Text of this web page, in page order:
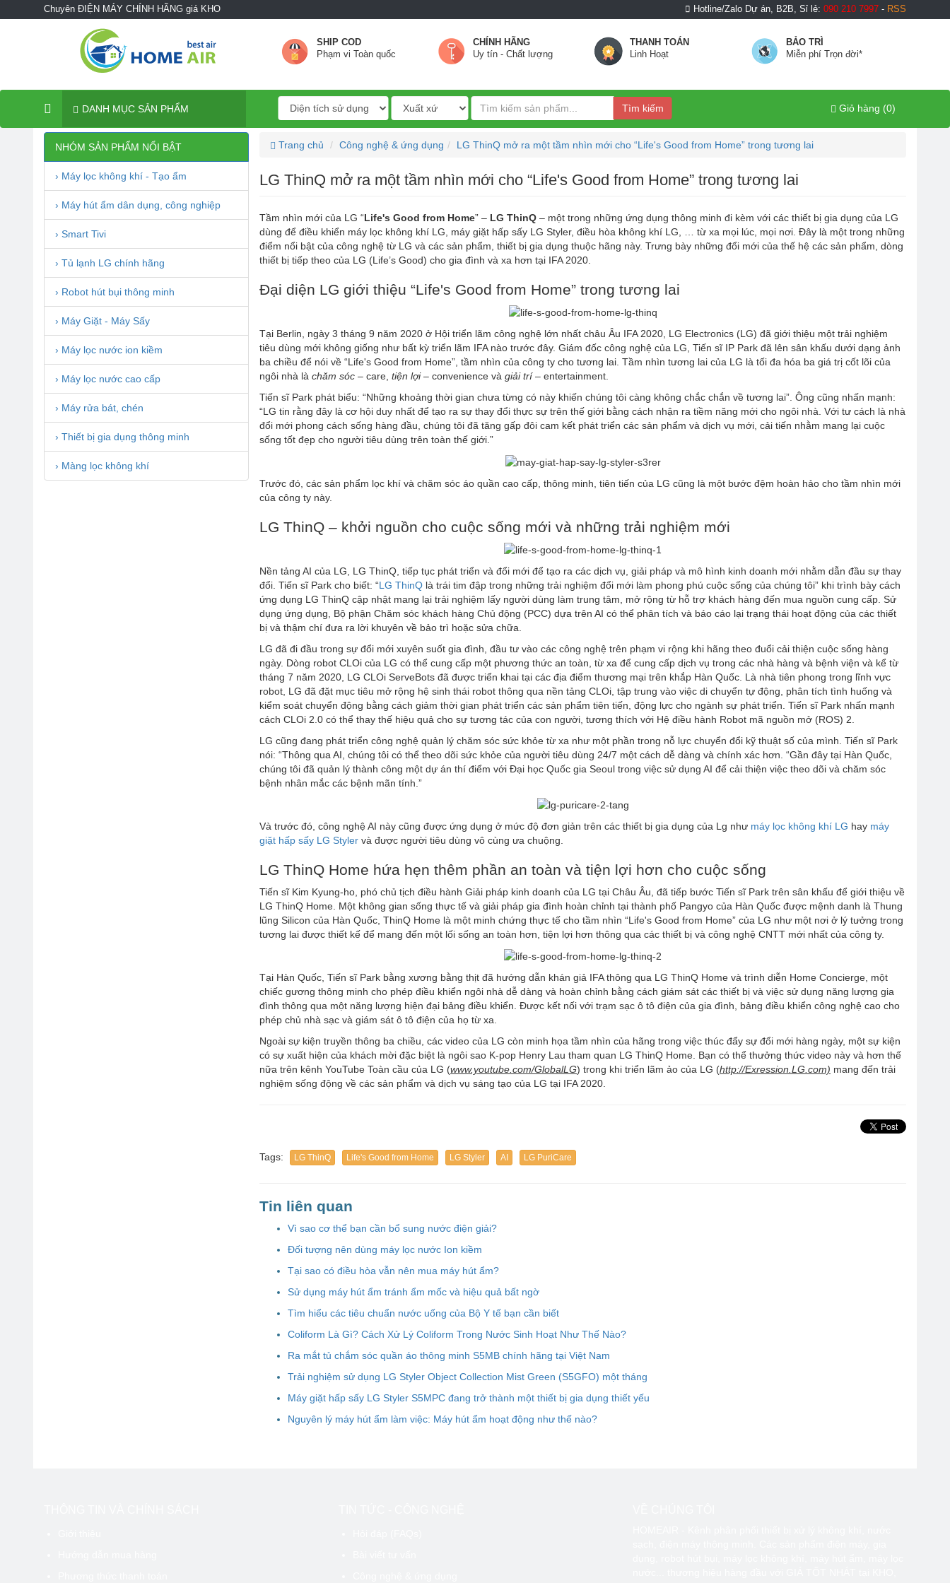
Chuyên ĐIỆN MÁY CHÍNH HÃNG giá KHO Hotline/Zalo Dự án, B2B, Sỉ lẻ: 090 210 7997 - RSS
SHIP COD
Phạm vi Toàn quốc
CHÍNH HÃNG
Uy tín - Chất lượng
THANH TOÁN
Linh Hoạt
BẢO TRÌ
Miễn phí Trọn đời*
DANH MỤC SẢN PHẨM Tìm kiếm Giỏ hàng (0)
NHÓM SẢN PHẨM NỔI BẬT
› Máy lọc không khí - Tạo ẩm
› Máy hút ẩm dân dụng, công nghiệp
› Smart Tivi
› Tủ lạnh LG chính hãng
› Robot hút bụi thông minh
› Máy Giặt - Máy Sấy
› Máy lọc nước ion kiềm
› Máy lọc nước cao cấp
› Máy rửa bát, chén
› Thiết bị gia dụng thông minh
› Màng lọc không khí
Trang chủ Công nghệ & ứng dụng LG ThinQ mở ra một tầm nhìn mới cho “Life's Good from Home” trong tương lai
LG ThinQ mở ra một tầm nhìn mới cho “Life's Good from Home” trong tương lai
Tầm nhìn mới của LG “Life's Good from Home” – LG ThinQ – một trong những ứng dụng thông minh đi kèm với các thiết bị gia dụng của LG
dùng để điều khiển máy lọc không khí LG, máy giặt hấp sấy LG Styler, điều hòa không khí LG, … từ xa mọi lúc, mọi nơi. Đây là một trong những
điểm nổi bật của công nghệ từ LG và các sản phẩm, thiết bị gia dụng thuộc hãng này. Trưng bày những đổi mới của thế hệ các sản phẩm, dòng
thiết bị tiếp theo của LG (Life’s Good) cho gia đình và xa hơn tại IFA 2020.
Đại diện LG giới thiệu “Life's Good from Home” trong tương lai
Tại Berlin, ngày 3 tháng 9 năm 2020 ở Hội triển lãm công nghệ lớn nhất châu Âu IFA 2020, LG Electronics (LG) đã giới thiệu một trải nghiệm
tiêu dùng mới không giống như bất kỳ triển lãm IFA nào trước đây. Giám đốc công nghệ của LG, Tiến sĩ IP Park đã lên sân khấu dưới dạng ảnh
ba chiều để nói về “Life's Good from Home”, tầm nhìn của công ty cho tương lai. Tầm nhìn tương lai của LG là tối đa hóa ba giá trị cốt lõi của
ngôi nhà là chăm sóc – care, tiện lợi– convenience và giải trí– entertainment.
Tiến sĩ Park phát biểu: “Những khoảng thời gian chưa từng có này khiến chúng tôi càng không chắc chắn về tương lai”. Ông cũng nhấn mạnh:
“LG tin rằng đây là cơ hội duy nhất để tạo ra sự thay đổi thực sự trên thế giới bằng cách nhận ra tiềm năng mới cho ngôi nhà. Với tư cách là nhà
đổi mới phong cách sống hàng đầu, chúng tôi đã tăng gấp đôi cam kết phát triển các sản phẩm và dịch vụ mới, cải tiến nhằm mang lại cuộc
sống tốt đẹp cho người tiêu dùng trên toàn thế giới.”
Trước đó, các sản phẩm lọc khí và chăm sóc áo quần cao cấp, thông minh, tiên tiến của LG cũng là một bước đệm hoàn hảo cho tầm nhìn mới
của công ty này.
LG ThinQ – khởi nguồn cho cuộc sống mới và những trải nghiệm mới
Nền tảng AI của LG, LG ThinQ, tiếp tục phát triển và đổi mới để tạo ra các dịch vụ, giải pháp và mô hình kinh doanh mới nhằm dẫn đầu sự thay
đổi. Tiến sĩ Park cho biết: “LG ThinQ là trái tim đập trong những trải nghiệm đổi mới làm phong phú cuộc sống của chúng tôi” khi trình bày cách
ứng dụng LG ThinQ cập nhật mang lại trải nghiệm lấy người dùng làm trung tâm, mở rộng từ hỗ trợ khách hàng đến mua nguồn cung cấp. Sử
dụng ứng dụng, Bộ phận Chăm sóc khách hàng Chủ động (PCC) dựa trên AI có thể phân tích và báo cáo lại trạng thái hoạt động của các thiết
bị và thậm chí đưa ra lời khuyên về bảo trì hoặc sửa chữa.
LG đã đi đầu trong sự đổi mới xuyên suốt gia đình, đầu tư vào các công nghệ trên phạm vi rộng khi hãng theo đuổi cải thiện cuộc sống hàng
ngày. Dòng robot CLOi của LG có thể cung cấp một phương thức an toàn, từ xa để cung cấp dịch vụ trong các nhà hàng và bệnh viện và kể từ
tháng 7 năm 2020, LG CLOi ServeBots đã được triển khai tại các địa điểm thương mại trên khắp Hàn Quốc. Là nhà tiên phong trong lĩnh vực
robot, LG đã đặt mục tiêu mở rộng hệ sinh thái robot thông qua nền tảng CLOi, tập trung vào việc di chuyển tự động, phân tích tình huống và
kiểm soát chuyển động bằng cách giảm thời gian phát triển các sản phẩm tiên tiến, động lực cho ngành sự phát triển. Tiến sĩ Park nhấn mạnh
cách CLOi 2.0 có thể thay thế hiệu quả cho sự tương tác của con người, tương thích với Hệ điều hành Robot mã nguồn mở (ROS) 2.
LG cũng đang phát triển công nghệ quản lý chăm sóc sức khỏe từ xa như một phần trong nỗ lực chuyển đổi kỹ thuật số của mình. Tiến sĩ Park
nói: “Thông qua AI, chúng tôi có thể theo dõi sức khỏe của người tiêu dùng 24/7 một cách dễ dàng và chính xác hơn. “Gần đây tại Hàn Quốc,
chúng tôi đã quản lý thành công một dự án thí điểm với Đại học Quốc gia Seoul trong việc sử dụng AI để cải thiện việc theo dõi và chăm sóc
bệnh nhân mắc các bệnh mãn tính.”
Và trước đó, công nghệ AI này cũng được ứng dụng ở mức độ đơn giản trên các thiết bị gia dụng của Lg như máy lọc không khí LG hay máy
giặt hấp sấy LG Styler và được người tiêu dùng vô cùng ưa chuộng.
LG ThinQ Home hứa hẹn thêm phần an toàn và tiện lợi hơn cho cuộc sống
Tiến sĩ Kim Kyung-ho, phó chủ tịch điều hành Giải pháp kinh doanh của LG tại Châu Âu, đã tiếp bước Tiến sĩ Park trên sân khấu để giới thiệu về
LG ThinQ Home. Một không gian sống thực tế và giải pháp gia đình hoàn chỉnh tại thành phố Pangyo của Hàn Quốc được mệnh danh là Thung
lũng Silicon của Hàn Quốc, ThinQ Home là một minh chứng thực tế cho tầm nhìn “Life's Good from Home” của LG như một nơi ở lý tưởng trong
tương lai được thiết kế để mang đến một lối sống an toàn hơn, tiện lợi hơn thông qua các thiết bị và công nghệ CNTT mới nhất của công ty.
Tại Hàn Quốc, Tiến sĩ Park bằng xương bằng thịt đã hướng dẫn khán giả IFA thông qua LG ThinQ Home và trình diễn Home Concierge, một
chiếc gương thông minh cho phép điều khiển ngôi nhà dễ dàng và hoàn chỉnh bằng cách giám sát các thiết bị và việc sử dụng năng lượng gia
đình thông qua một năng lượng hiện đại bảng điều khiển. Được kết nối với trạm sạc ô tô điện của gia đình, bảng điều khiển công nghệ cao cho
phép chủ nhà sạc và giám sát ô tô điện của họ từ xa.
Ngoài sự kiện truyền thông ba chiều, các video của LG còn minh họa tầm nhìn của hãng trong việc thúc đẩy sự đổi mới hàng ngày, một sự kiện
có sự xuất hiện của khách mời đặc biệt là ngôi sao K-pop Henry Lau tham quan LG ThinQ Home. Bạn có thể thưởng thức video này và hơn thế
nữa trên kênh YouTube Toàn cầu của LG (www.youtube.com/GlobalLG) trong khi triển lãm ảo của LG (http://Exression.LG.com) mang đến trải
nghiệm sống động về các sản phẩm và dịch vụ sáng tạo của LG tại IFA 2020.
Tags: LG ThinQ Life's Good from Home LG Styler AI LG PuriCare
Tin liên quan
Vì sao cơ thể bạn cần bổ sung nước điện giải?
Đối tượng nên dùng máy lọc nước Ion kiềm
Tại sao có điều hòa vẫn nên mua máy hút ẩm?
Sử dụng máy hút ẩm tránh ẩm mốc và hiệu quả bất ngờ
Tìm hiểu các tiêu chuẩn nước uống của Bộ Y tế bạn cần biết
Coliform Là Gì? Cách Xử Lý Coliform Trong Nước Sinh Hoạt Như Thế Nào?
Ra mắt tủ chắm sóc quần áo thông minh S5MB chính hãng tại Việt Nam
Trải nghiệm sử dụng LG Styler Object Collection Mist Green (S5GFO) một tháng
Máy giặt hấp sấy LG Styler S5MPC đang trở thành một thiết bị gia dụng thiết yếu
Nguyên lý máy hút ẩm làm việc: Máy hút ẩm hoạt động như thế nào?